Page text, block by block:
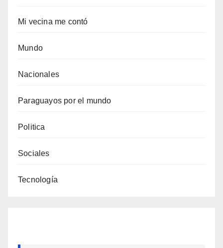
Mi vecina me contó
Mundo
Nacionales
Paraguayos por el mundo
Politica
Sociales
Tecnología